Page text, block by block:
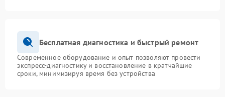
Бесплатная диагностика и быстрый ремонт
Современное оборудование и опыт позволяют провести
экспресс-диагностику и восстановление в кратчайшие
сроки, минимизируя время без устройства